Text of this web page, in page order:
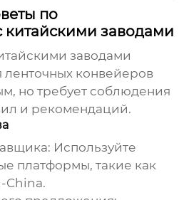
по
китайскими заводами
заводами
конвейеров
но требует соблюдения
и рекомендаций.
Используйте
платформы, такие как
China.